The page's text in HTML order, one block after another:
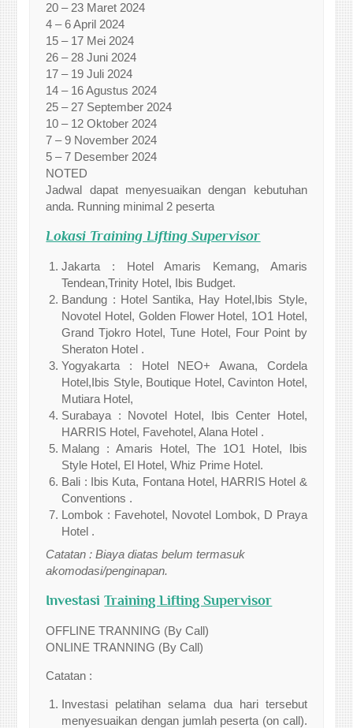
20 – 23 Maret 2024
4 – 6 April 2024
15 – 17 Mei 2024
26 – 28 Juni 2024
17 – 19 Juli 2024
14 – 16 Agustus 2024
25 – 27 September 2024
10 – 12 Oktober 2024
7 – 9 November 2024
5 – 7 Desember 2024
NOTED
Jadwal dapat menyesuaikan dengan kebutuhan
anda. Running minimal 2 peserta
Lokasi Training Lifting Supervisor
Jakarta : Hotel Amaris Kemang, Amaris
Tendean,Trinity Hotel, Ibis Budget.
Bandung : Hotel Santika, Hay Hotel,Ibis Style,
Novotel Hotel, Golden Flower Hotel, 1O1 Hotel,
Grand Tjokro Hotel, Tune Hotel, Four Point by
Sheraton Hotel .
Yogyakarta : Hotel NEO+ Awana, Cordela
Hotel,Ibis Style, Boutique Hotel, Cavinton Hotel,
Mutiara Hotel,
Surabaya : Novotel Hotel, Ibis Center Hotel,
HARRIS Hotel, Favehotel, Alana Hotel .
Malang : Amaris Hotel, The 1O1 Hotel, Ibis
Style Hotel, El Hotel, Whiz Prime Hotel.
Bali : Ibis Kuta, Fontana Hotel, HARRIS Hotel &
Conventions .
Lombok : Favehotel, Novotel Lombok, D Praya
Hotel .
Catatan : Biaya diatas belum termasuk
akomodasi/penginapan.
InvestasiTraining Lifting Supervisor
OFFLINE TRANNING (By Call)
ONLINE TRANNING (By Call)
Catatan :
Investasi pelatihan selama dua hari tersebut
menyesuaikan dengan jumlah peserta (on call).